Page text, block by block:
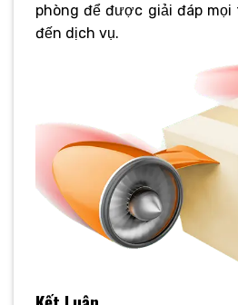
phòng để được giải đáp
đến dịch vụ.